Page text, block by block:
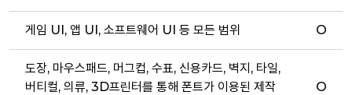
게임 UI, 앱 UI, 소프트웨어 UI 등 모든 범위 O
도장, 마우스패드, 머그컵, 수표, 신용카드, 벽지, 타일,
버티컬, 의류, 3D프린터를 통해 폰트가 이용된 제작
O